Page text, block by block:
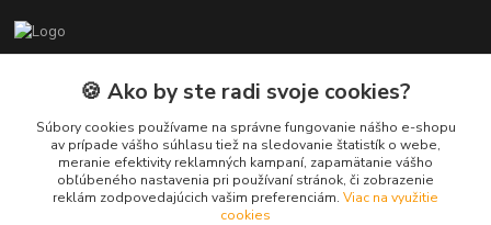
+421 915 709 534
(Mo-Fri, 9-17 hod.) or Whatsap 24/7
skifi.space@gmail.com
🍪 Ako by ste radi svoje cookies?
Súbory cookies používame na správne fungovanie nášho e-shopu
av prípade vášho súhlasu tiež na sledovanie štatistík o webe,
meranie efektivity reklamných kampaní, zapamätanie vášho
obľúbeného nastavenia pri používaní stránok, či zobrazenie
reklám zodpovedajúcich vašim preferenciám. Viac na využitie
cookies